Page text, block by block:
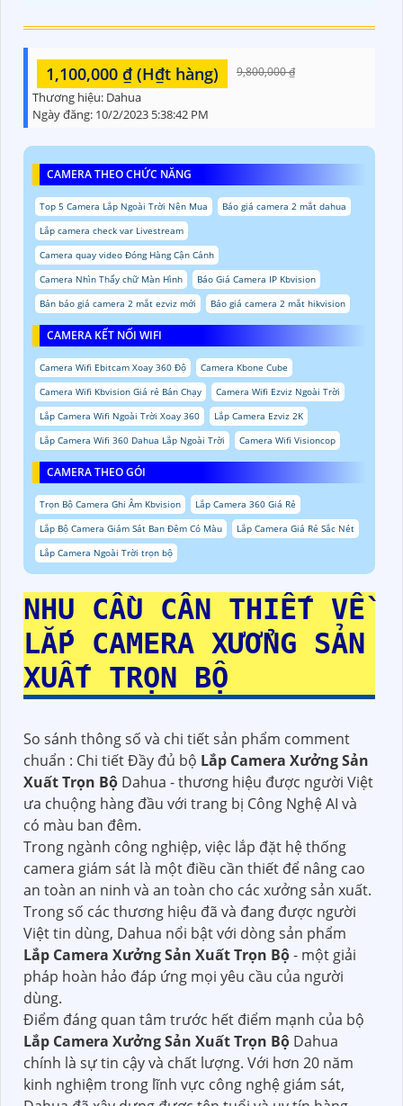
1,100,000 ₫ (H₫t hàng) 9,800,000 ₫
Thương hiệu: Dahua
Ngày đăng: 10/2/2023 5:38:42 PM
CAMERA THEO CHỨC NĂNG
Top 5 Camera Lắp Ngoài Trời Nên Mua
Báo giá camera 2 mắt dahua
Lắp camera check var Livestream
Camera quay video Đóng Hàng Cận Cảnh
Camera Nhìn Thấy chữ Màn Hình
Báo Giá Camera IP Kbvision
Bản báo giá camera 2 mắt ezviz mới
Báo giá camera 2 mắt hikvision
CAMERA KẾT NỐI WIFI
Camera Wifi Ebitcam Xoay 360 Độ
Camera Kbone Cube
Camera Wifi Kbvision Giá rẻ Bán Chạy
Camera Wifi Ezviz Ngoài Trời
Lắp Camera Wifi Ngoài Trời Xoay 360
Lắp Camera Ezviz 2K
Lắp Camera Wifi 360 Dahua Lắp Ngoài Trời
Camera Wifi Visioncop
CAMERA THEO GÓI
Trọn Bộ Camera Ghi Âm Kbvision
Lắp Camera 360 Giá Rẻ
Lắp Bộ Camera Giám Sát Ban Đêm Có Màu
Lắp Camera Giá Rẻ Sắc Nét
Lắp Camera Ngoài Trời trọn bộ
NHU CẦU CÂN THIẾT VỀ
LẮP CAMERA XƯỞNG SẢN
XUẤT TRỌN BỘ
So sánh thông số và chi tiết sản phẩm comment
chuẩn : Chi tiết Đầy đủ bộ Lắp Camera Xưởng Sản
Xuất Trọn Bộ Dahua - thương hiệu được người Việt
ưa chuộng hàng đầu với trang bị Công Nghệ AI và
có màu ban đêm.
Trong ngành công nghiệp, việc lắp đặt hệ thống
camera giám sát là một điều cần thiết để nâng cao
an toàn an ninh và an toàn cho các xưởng sản xuất.
Trong số các thương hiệu đã và đang được người
Việt tin dùng, Dahua nổi bật với dòng sản phẩm
Lắp Camera Xưởng Sản Xuất Trọn Bộ- một giải
pháp hoàn hảo đáp ứng mọi yêu cầu của người
dùng.
Điểm đáng quan tâm trước hết điểm mạnh của bộ
Lắp Camera Xưởng Sản Xuất Trọn Bộ Dahua
chính là sự tin cậy và chất lượng. Với hơn 20 năm
kinh nghiệm trong lĩnh vực công nghệ giám sát,